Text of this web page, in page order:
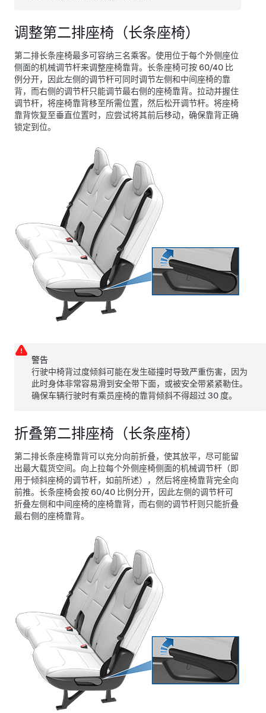
调整第二排座椅（长条座椅）
第二排长条座椅最多可容纳三名乘客。使用位于每个外侧座位
侧面的机械调节杆来调整座椅靠背。长条座椅可按 60/40 比
例分开，因此左侧的调节杆可同时调节左侧和中间座椅的靠
背，而右侧的调节杆只能调节最右侧的座椅靠背。拉动并握住
调节杆，将座椅靠背移至所需位置，然后松开调节杆。将座椅
靠背恢复至垂直位置时，应尝试将其前后移动，确保靠背正确
锁定到位。
警告
行驶中椅背过度倾斜可能在发生碰撞时导致严重伤害，因为
此时身体非常容易滑到安全带下面，或被安全带紧紧勒住。
确保车辆行驶时有乘员座椅的靠背倾斜不得超过 30 度。
折叠第二排座椅（长条座椅）
第二排长条座椅靠背可以充分向前折叠，使其放平，尽可能留
出最大载货空间。向上拉每个外侧座椅侧面的机械调节杆（即
用于倾斜座椅的调节杆，如前所述），然后将座椅靠背完全向
前推。长条座椅会按 60/40 比例分开，因此左侧的调节杆可
折叠左侧和中间座椅的座椅靠背，而右侧的调节杆则只能折叠
最右侧的座椅靠背。